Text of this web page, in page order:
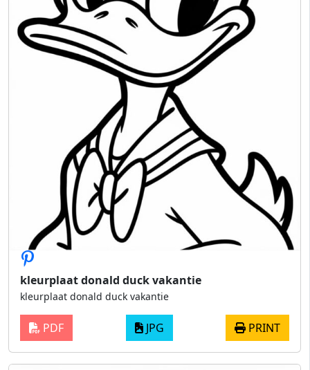
kleurplaat donald duck vakantie
kleurplaat donald duck vakantie
PDF JPG PRINT